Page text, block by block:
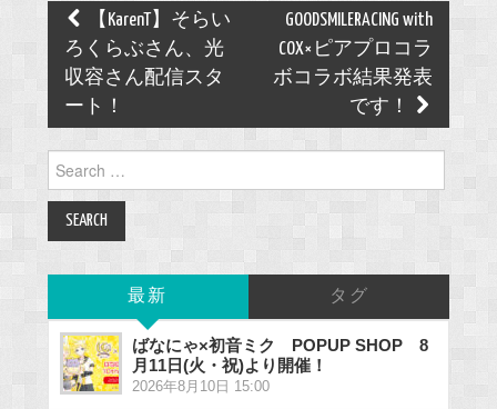
Post
navigation
【KarenT】そらい
ろくらぶさん、光
収容さん配信スタ
ート！
GOODSMILERACING with
COX×ピアプロコラ
ボコラボ結果発表
です！
for:
最新 タグ
ばなにゃ×初音ミク POPUP SHOP 8
月11日(火・祝)より開催！
2026年8月10日 15:00